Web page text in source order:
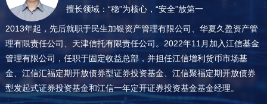
擅长领域：“稳”为核心，“安全”放第一
2013年起，先后就职于民生加银资产管理有限公司、华夏久盈资产管
理有限责任公司、天津信托有限责任公司。2022年11月加入江信基金
管理有限公司，任职于固定收益总部，并担任江信增利货币市场基
金、江信汇福定期开放债券型证券投资基金、江信聚福定期开放债券
型发起式证券投资基金和江信一年定开证券投资基金基金经理。